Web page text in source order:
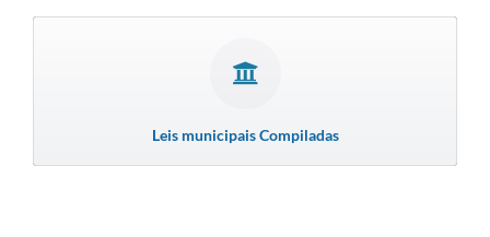
Leis municipais Compiladas